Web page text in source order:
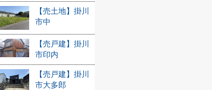
【売土地】掛川
市中
【売戸建】掛川
市印内
【売戸建】掛川
市大多郎